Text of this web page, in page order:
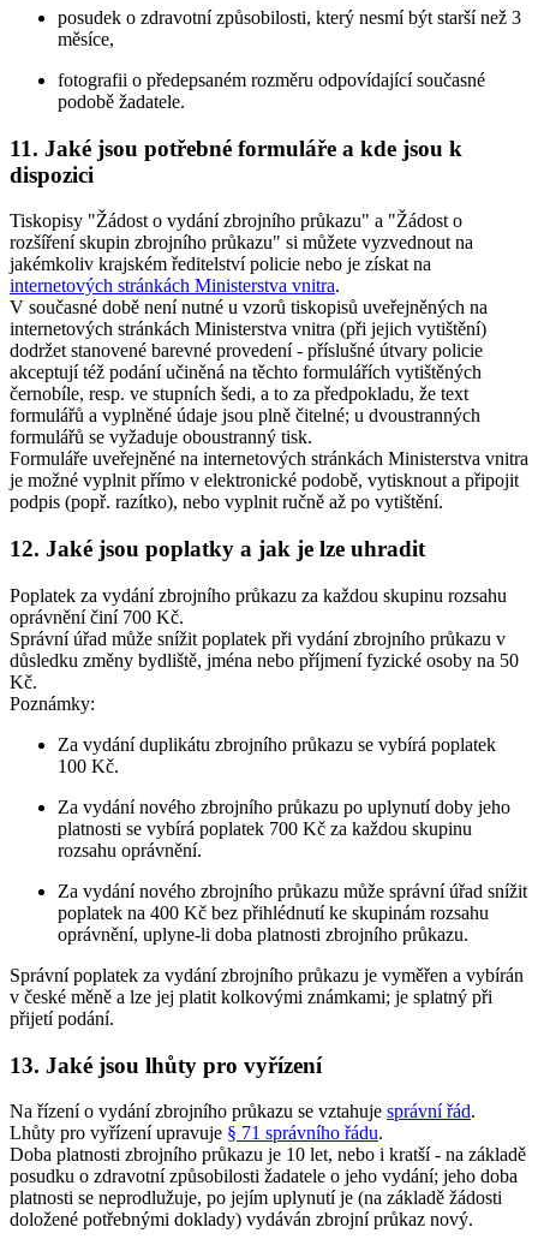
posudek o zdravotní způsobilosti, který nesmí být starší než 3
měsíce,
fotografii o předepsaném rozměru odpovídající současné
podobě žadatele.
11. Jaké jsou potřebné formuláře a kde jsou k
dispozici
Tiskopisy "Žádost o vydání zbrojního průkazu" a "Žádost o
rozšíření skupin zbrojního průkazu" si můžete vyzvednout na
jakémkoliv krajském ředitelství policie nebo je získat na
internetových stránkách Ministerstva vnitra.
V současné době není nutné u vzorů tiskopisů uveřejněných na
internetových stránkách Ministerstva vnitra (při jejich vytištění)
dodržet stanovené barevné provedení - příslušné útvary policie
akceptují též podání učiněná na těchto formulářích vytištěných
černobíle, resp. ve stupních šedi, a to za předpokladu, že text
formulářů a vyplněné údaje jsou plně čitelné; u dvoustranných
formulářů se vyžaduje oboustranný tisk.
Formuláře uveřejněné na internetových stránkách Ministerstva vnitra
je možné vyplnit přímo v elektronické podobě, vytisknout a připojit
podpis (popř. razítko), nebo vyplnit ručně až po vytištění.
12. Jaké jsou poplatky a jak je lze uhradit
Poplatek za vydání zbrojního průkazu za každou skupinu rozsahu
oprávnění činí 700 Kč.
Správní úřad může snížit poplatek při vydání zbrojního průkazu v
důsledku změny bydliště, jména nebo příjmení fyzické osoby na 50
Kč.
Poznámky:
Za vydání duplikátu zbrojního průkazu se vybírá poplatek
100 Kč.
Za vydání nového zbrojního průkazu po uplynutí doby jeho
platnosti se vybírá poplatek 700 Kč za každou skupinu
rozsahu oprávnění.
Za vydání nového zbrojního průkazu může správní úřad snížit
poplatek na 400 Kč bez přihlédnutí ke skupinám rozsahu
oprávnění, uplyne-li doba platnosti zbrojního průkazu.
Správní poplatek za vydání zbrojního průkazu je vyměřen a vybírán
v české měně a lze jej platit kolkovými známkami; je splatný při
přijetí podání.
13. Jaké jsou lhůty pro vyřízení
Na řízení o vydání zbrojního průkazu se vztahuje správní řád.
Lhůty pro vyřízení upravuje § 71 správního řádu.
Doba platnosti zbrojního průkazu je 10 let, nebo i kratší - na základě
posudku o zdravotní způsobilosti žadatele o jeho vydání; jeho doba
platnosti se neprodlužuje, po jejím uplynutí je (na základě žádosti
doložené potřebnými doklady) vydáván zbrojní průkaz nový.